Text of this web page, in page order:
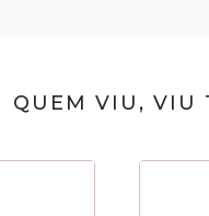
QUEM VIU, VIU